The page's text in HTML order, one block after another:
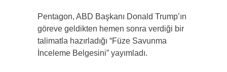
Pentagon, ABD Başkanı Donald Trump’ın
göreve geldikten hemen sonra verdiği bir
talimatla hazırladığı “Füze Savunma
İnceleme Belgesini” yayımladı.